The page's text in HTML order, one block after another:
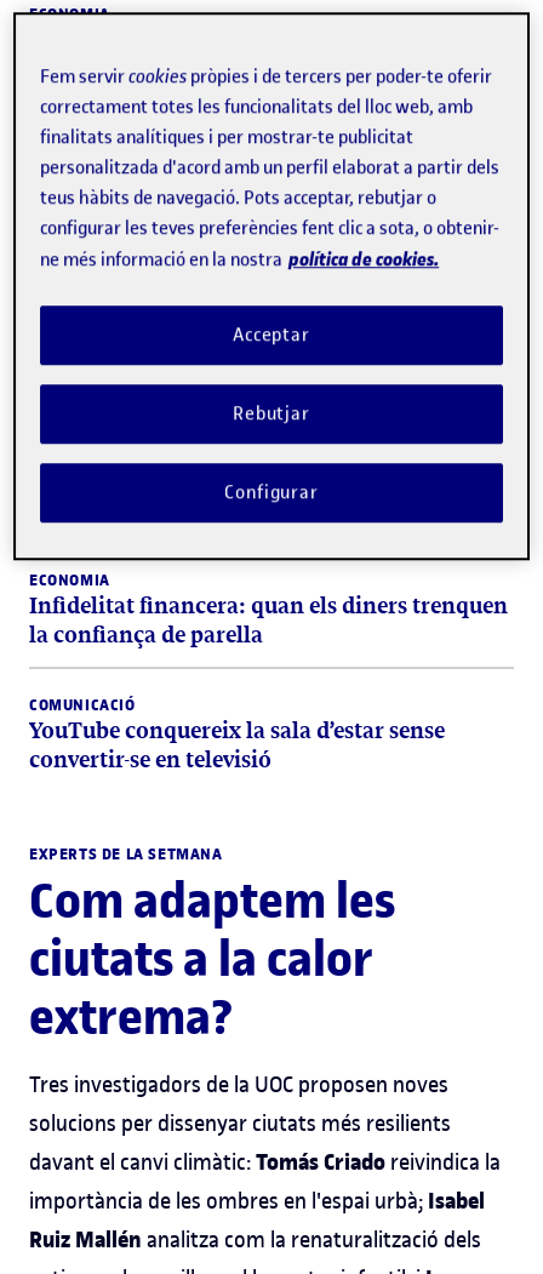
ECONOMIA
els microplàstics de l'aigua
Estudiants gitanos es formen a la UOC per
millorar les seves perspectives d'inserció
ECONOMIA
Infidelitat financera: quan els diners trenquen
la confiança de parella
COMUNICACIÓ
YouTube conquereix la sala d’estar sense
convertir-se en televisió
EXPERTS DE LA SETMANA
Com adaptem les
ciutats a la calor
extrema?
Tres investigadors de la UOC proposen noves
solucions per dissenyar ciutats més resilients
davant el canvi climàtic:Tomás Criado reivindica la
importància de les ombres en l'espai urbà; Isabel
Ruiz Mallén analitza com la renaturalització dels
Fem servircookies pròpies i de tercers per poder-te oferir
correctament totes les funcionalitats del lloc web, amb
finalitats analítiques i per mostrar-te publicitat
personalitzada d'acord amb un perfil elaborat a partir dels
teus hàbits de navegació. Pots acceptar, rebutjar o
configurar les teves preferències fent clic a sota, o obtenir-
ne més informació en la nostra política de cookies.
Rebutjar
Acceptar
Configurar